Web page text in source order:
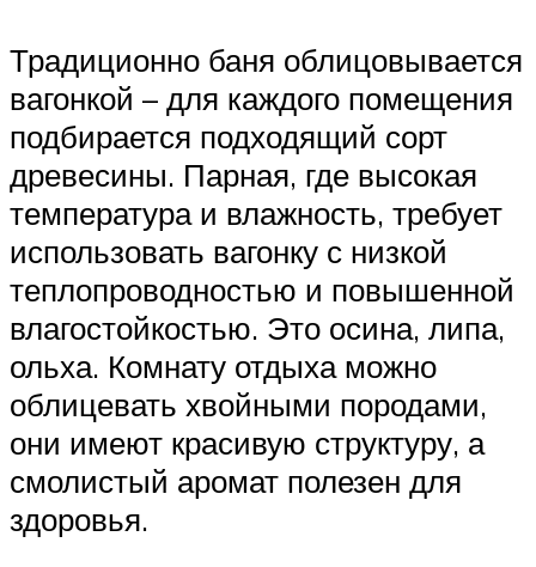
Традиционно баня облицовывается
вагонкой – для каждого помещения
подбирается подходящий сорт
древесины. Парная, где высокая
температура и влажность, требует
использовать вагонку с низкой
теплопроводностью и повышенной
влагостойкостью. Это осина, липа,
ольха. Комнату отдыха можно
облицевать хвойными породами,
они имеют красивую структуру, а
смолистый аромат полезен для
здоровья.